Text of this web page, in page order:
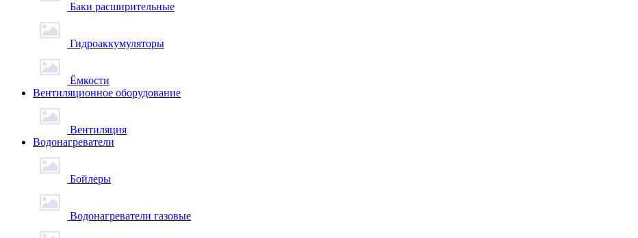
Баки расширительные
Гидроаккумуляторы
Ёмкости
Вентиляционное оборудование
Вентиляция
Водонагреватели
Бойлеры
Водонагреватели газовые